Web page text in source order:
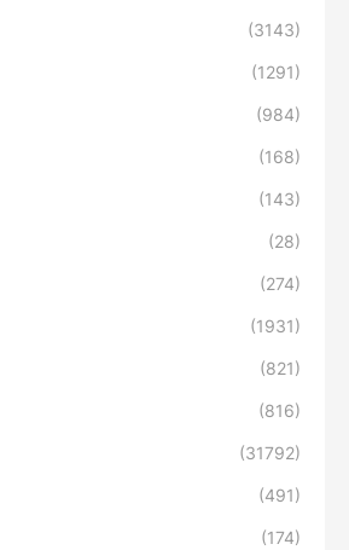
(3143)
(1291)
(984)
(168)
(143)
(28)
(274)
(1931)
(821)
(816)
(31792)
(491)
(174)